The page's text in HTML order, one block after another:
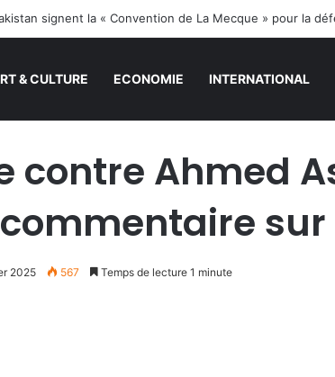
signent la « Convention de La Mecque » pour la
& CULTURE ECONOMIE INTERNATIONAL
contre Ahmed
sur
2025 567 Temps de lecture 1 minute